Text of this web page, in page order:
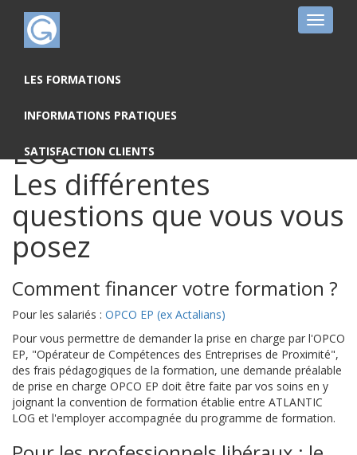
Toggle
LES FORMATIONS
INFORMATIONS PRATIQUES
SATISFACTION CLIENTS
FAQ : S'inscrire à une
formation ATLANTIC
LOG
Les différentes
questions que vous vous
posez
Comment financer votre formation ?
Pour les salariés : OPCO EP (ex Actalians)
Pour vous permettre de demander la prise en charge par l'OPCO
EP, "Opérateur de Compétences des Entreprises de Proximité",
des frais pédagogiques de la formation, une demande préalable
de prise en charge OPCO EP doit être faite par vos soins en y
joignant la convention de formation établie entre ATLANTIC
LOG et l'employer accompagnée du programme de formation.